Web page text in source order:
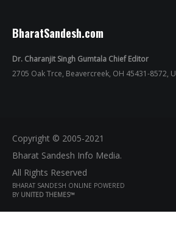
BharatSandesh.com
Dr. Charanjit Singh Gumtala Chief Editor
2705 Oak Trce, Beavercreek, OH 45431-8572,
Copyright © 2005-2021
Bharat Sandesh Info Media.
All Rights Reserved
BHARAT SANDESH ONLINE POWERED
BY UNITED THEMES™